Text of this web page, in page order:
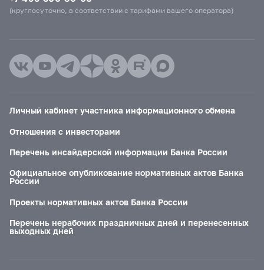
(круглосуточно, в соответствии с тарифами вашего оператора)
Личный кабинет участника информационного обмена
Отношения с инвесторами
Перечень инсайдерской информации Банка России
Официальное опубликование нормативных актов Банка
России
Проекты нормативных актов Банка России
Перечень нерабочих праздничных дней и перенесенных
выходных дней